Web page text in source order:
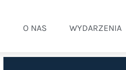
O NAS WYDARZENIA